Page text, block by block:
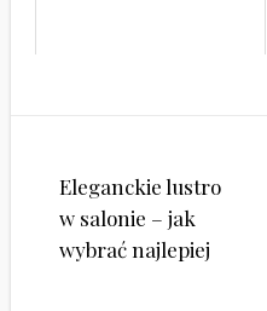
Nawigacja
wpisu
Eleganckie lustro
w salonie – jak
wybrać najlepiej